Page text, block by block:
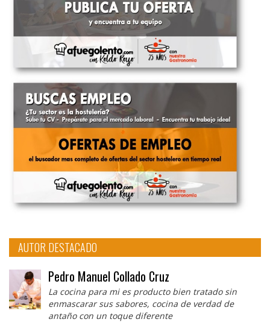
AUTOR DESTACADO
Pedro Manuel Collado Cruz
La cocina para mi es producto bien tratado sin
enmascarar sus sabores, cocina de verdad de
antaño con un toque diferente